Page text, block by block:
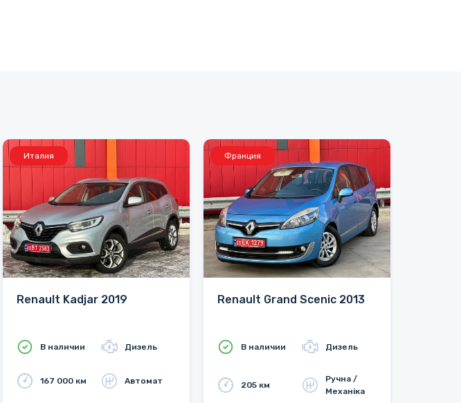
Италия
Renault Kadjar 2019
В наличии Дизель
167 000 км Автомат
Франция
Renault Grand Scenic 2013
В наличии Дизель
205 км
Ручна /
Механіка